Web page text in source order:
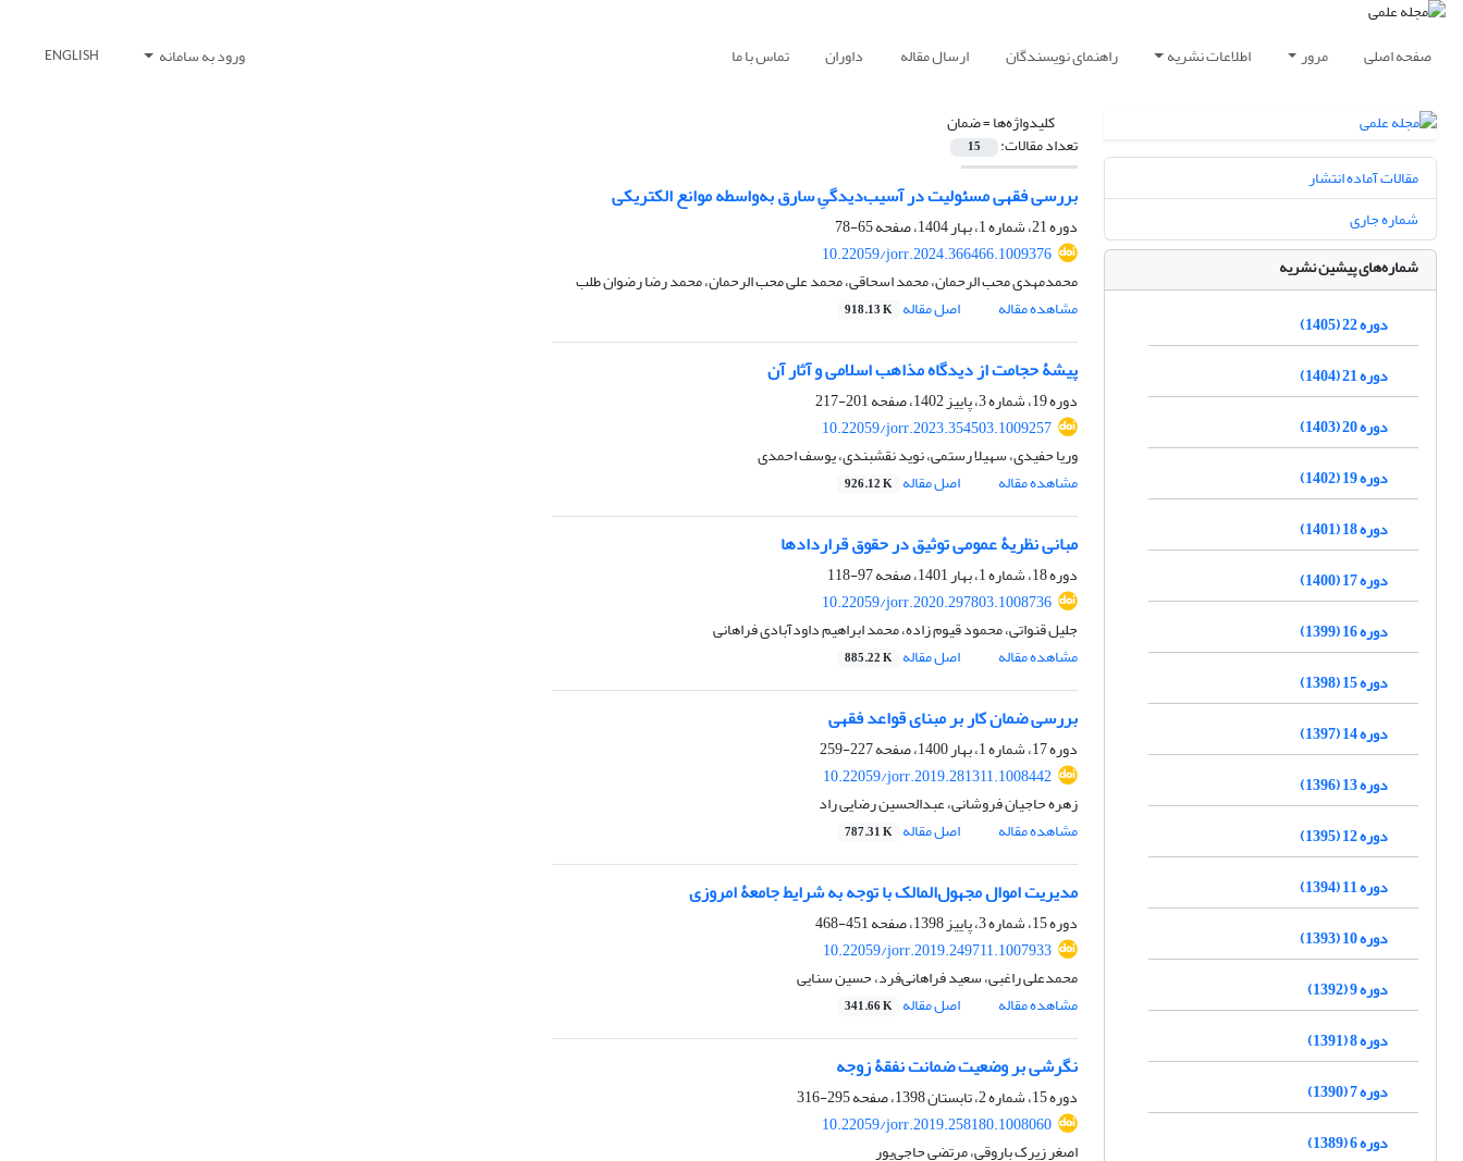
صفحه اصلی مرور اطلاعات نشریه راهنمای نویسندگان ارسال مقاله داوران تماس با ما ورود به سامانه ENGLISH
کلیدواژه‌ها =ضمان
تعداد مقالات: 15
بررسی فقهی مسئولیت در آسیب‌دیدگیِ سارق به‌واسطه موانع الکتریکی
دوره 21، شماره 1، بهار 1404، صفحه
65-78
10.22059/jorr.2024.366466.1009376
محمدمهدی محب الرحمان، محمد اسحاقی، محمد علی محب الرحمان، محمد رضا رضوان طلب
مشاهده مقاله
اصل مقاله 918.13 K
پیشۀ حجامت از دیدگاه مذاهب اسلامی و آثار آن
دوره 19، شماره 3، پاییز 1402، صفحه
201-217
10.22059/jorr.2023.354503.1009257
وریا حفیدی، سهیلا رستمی، نوید نقشبندی، یوسف احمدی
مشاهده مقاله
اصل مقاله 926.12 K
مبانی نظریۀ عمومی توثیق در حقوق قراردادها
دوره 18، شماره 1، بهار 1401، صفحه
97-118
10.22059/jorr.2020.297803.1008736
جلیل قنواتی، محمود قیوم زاده، محمد ابراهیم داودآبادی فراهانی
مشاهده مقاله
اصل مقاله 885.22 K
بررسی ضمان کار بر مبنای قواعد فقهی
دوره 17، شماره 1، بهار 1400، صفحه
227-259
10.22059/jorr.2019.281311.1008442
زهره حاجیان فروشانی، عبدالحسین رضایی راد
مشاهده مقاله
اصل مقاله 787.31 K
مدیریت اموال مجهول‌المالک با توجه به شرایط جامعۀ امروزی
دوره 15، شماره 3، پاییز 1398، صفحه
451-468
10.22059/jorr.2019.249711.1007933
محمدعلی راغبی، سعید فراهانی‌فرد، حسین سنایی
مشاهده مقاله
اصل مقاله 341.66 K
نگرشی بر وضعیت ضمانت نفقۀ زوجه
دوره 15، شماره 2، تابستان 1398، صفحه
295-316
10.22059/jorr.2019.258180.1008060
اصغر زیرک باروقی، مرتضی حاجی‌پور
مقالات آماده انتشار
شماره جاری
شماره‌های پیشین نشریه
دوره 22 (1405)
دوره 21 (1404)
دوره 20 (1403)
دوره 19 (1402)
دوره 18 (1401)
دوره 17 (1400)
دوره 16 (1399)
دوره 15 (1398)
دوره 14 (1397)
دوره 13 (1396)
دوره 12 (1395)
دوره 11 (1394)
دوره 10 (1393)
دوره 9 (1392)
دوره 8 (1391)
دوره 7 (1390)
دوره 6 (1389)